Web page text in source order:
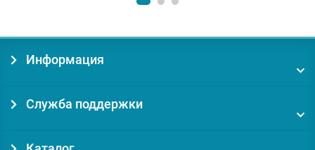
Информация
Служба поддержки